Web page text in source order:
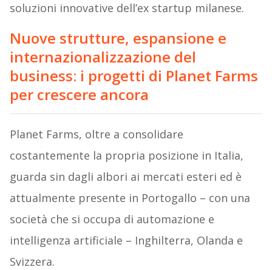
soluzioni innovative dell’ex startup milanese.
Nuove strutture, espansione e
internazionalizzazione del
business: i progetti di Planet Farms
per crescere ancora
Planet Farms, oltre a consolidare
costantemente la propria posizione in Italia,
guarda sin dagli albori ai mercati esteri ed è
attualmente presente in Portogallo – con una
società che si occupa di automazione e
intelligenza artificiale – Inghilterra, Olanda e
Svizzera.